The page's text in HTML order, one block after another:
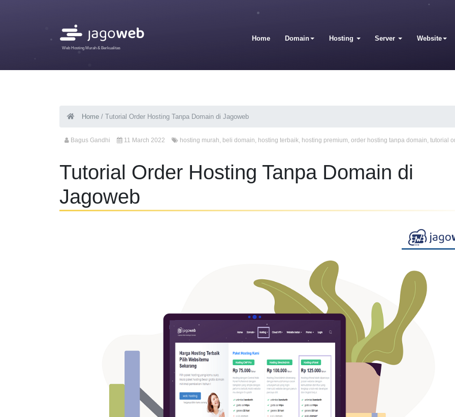
Web Hosting Murah & Berkualitas
Home Domain Hosting Server Website
Home / Tutorial Order Hosting Tanpa Domain di Jagoweb
Bagus Gandhi 11 March 2022 hosting murah, beli domain, hosting terbaik, hosting premium, order hosting tanpa domain, tutorial
Tutorial Order Hosting Tanpa Domain di
Jagoweb